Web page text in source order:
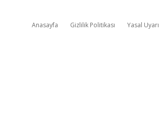
Anasayfa Gizlilik Politikası Yasal Uyarı